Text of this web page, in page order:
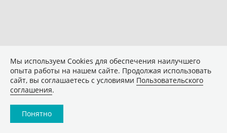
Мы используем Сookies для обеспечения наилучшего
опыта работы на нашем сайте. Продолжая использовать
сайт, вы соглашаетесь с условиями Пользовательского
соглашения.
Понятно